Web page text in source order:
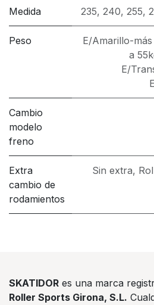
Medida 235, 240, 255,
Peso E/Amarillo-
a
E/
Cambio
modelo
freno
Extra
cambio de
rodamientos
Sin extra,
SKATIDOR es una marca
Roller Sports Girona, S.L.